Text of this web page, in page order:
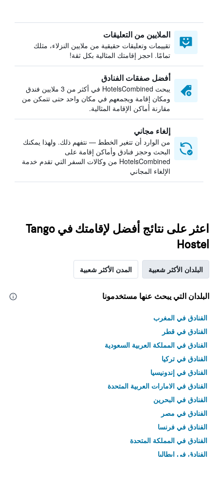
الملايين من التعليقات
تقييمات وتعليقات حقيقية من ملايين النزلاء، مثلك
تمامًا. احجز إقامتك المثالية بكل ثقة!
أفضل صفقات الفنادق
يبحث HotelsCombined في أكثر من 3 ملايين فندق
ومكان إقامة ويجمعهم في مكان واحد حتى تتمكن من
مقارنة أماكن الإقامة المثالية.
إلغاء مجاني
من الوارد أن تتغير الخطط — نتفهم ذلك. ولهذا يمكنك
البحث وحجز فنادق وأماكن إقامة على
HotelsCombined من وكالات السفر التي تقدم خدمة
الإلغاء المجاني
اعثر على نتائج أفضل لإقامتك في Tango
Hostel
البلدان الأكثر شعبية المدن الأكثر شعبية
البلدان التي يبحث عنها مستخدمونا
الفنادق في المغرب
الفنادق في قطر
الفنادق في المملكة العربية السعودية
الفنادق في تركيا
الفنادق في إندونيسيا
الفنادق في الامارات العربية المتحدة
الفنادق في البحرين
الفنادق في مصر
الفنادق في فرنسا
الفنادق في المملكة المتحدة
الفنادق في إيطاليا